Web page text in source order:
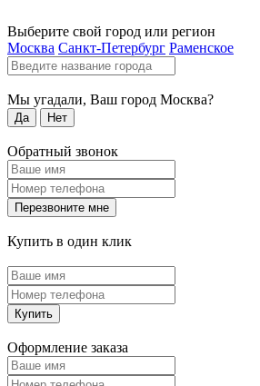
Выберите свой город или регион
Москва Санкт-Петербург Раменское
Мы угадали, Ваш город Москва?
Да Нет
Обратный звонок
Перезвоните мне
Купить в один клик
Купить
Оформление заказа